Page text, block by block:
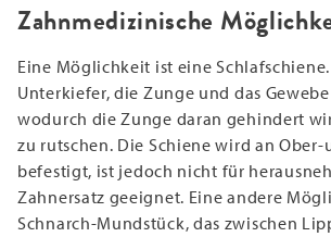
Zahnmedizinische
Eine Möglichkeit ist eine
Unterkiefer, die Zunge und das
wodurch die Zunge daran gehindert
zu rutschen. Die Schiene wird an
befestigt, ist jedoch nicht für
Zahnersatz geeignet. Eine andere
Schnarch-Mundstück, das zwischen